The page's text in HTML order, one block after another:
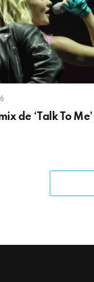
de ‘Talk To